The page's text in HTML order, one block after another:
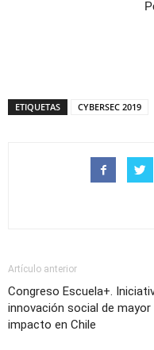
ETIQUETAS CYBERSEC 2019
Artículo anterior
Congreso Escuela+.
innovación social de mayor
impacto en Chile